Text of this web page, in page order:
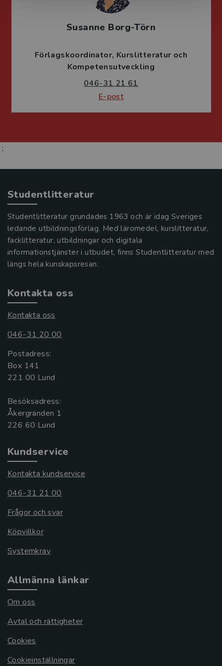
Susanne Borg-Törn
Förlagskoordinator Kurslitteratur och
Kompetensutveckling
046-31 21 61
E-post
;
Studentlitteratur
Studentlitteratur grundades 1963 och är idag Sveriges
ledande utbildningsförlag. Med läromedel, kurslitteratur,
facklitteratur, utbildningar och digitala
informationstjänster i utbudet, finns Studentlitteratur med
längs hela kunskapsresan.
Kontakta oss
Kontakta oss
046-31 20 00
Postadress:
Box 141
221 00 Lund
Besöksadress:
Åkergränden 1
Kundservice
Kontakta kundservice
046-31 21 00
Frågor och svar
Köpvillkor
Systemkrav
Allmänna länkar
Om oss
Avtal och rättigheter
Cookies
Cookieinställningar